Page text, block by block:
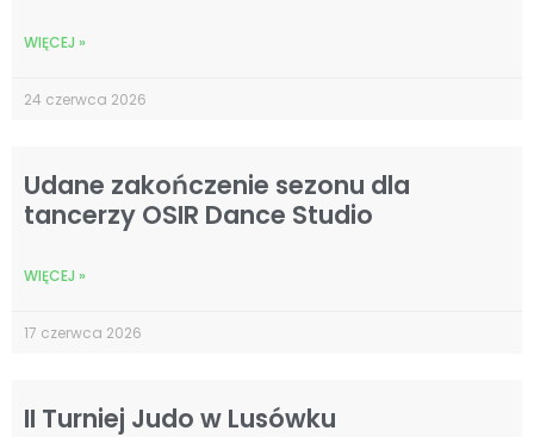
WIĘCEJ »
24 czerwca 2026
Udane zakończenie sezonu dla
tancerzy OSIR Dance Studio
WIĘCEJ »
17 czerwca 2026
II Turniej Judo w Lusówku